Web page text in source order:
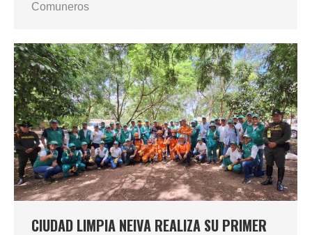
Comuneros
CIUDAD LIMPIA NEIVA REALIZA SU PRIMER